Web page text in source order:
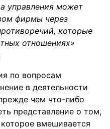
управления может
фирмы через
которые
отношениях»
по вопросам
в деятельности
чем что-либо
представление о том,
вмешивается